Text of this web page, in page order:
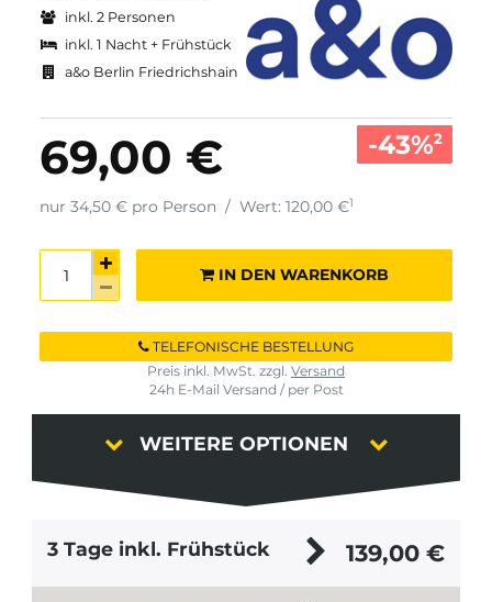
inkl. 2 Personen
inkl. 1 Nacht + Frühstück
a&o Berlin Friedrichshain
69,00 € -43%2
nur 34,50 € pro Person / Wert: 120,00 €1
IN DEN WARENKORB
TELEFONISCHE BESTELLUNG
Preis inkl. MwSt. zzgl. Versand
24h E-Mail Versand / per Post
WEITERE OPTIONEN
3 Tage inkl. Frühstück 139,00 €